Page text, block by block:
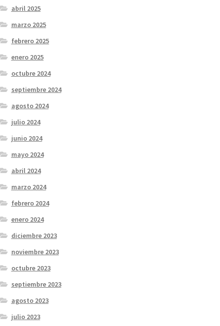
abril 2025
marzo 2025
febrero 2025
enero 2025
octubre 2024
septiembre 2024
agosto 2024
julio 2024
junio 2024
mayo 2024
abril 2024
marzo 2024
febrero 2024
enero 2024
diciembre 2023
noviembre 2023
octubre 2023
septiembre 2023
agosto 2023
julio 2023